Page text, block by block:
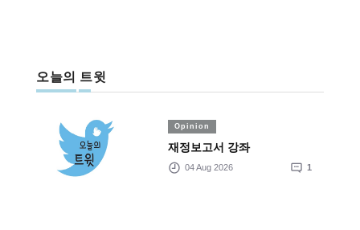
오늘의 트윗
Opinion
재정보고서 강좌
04 Aug 2026 1